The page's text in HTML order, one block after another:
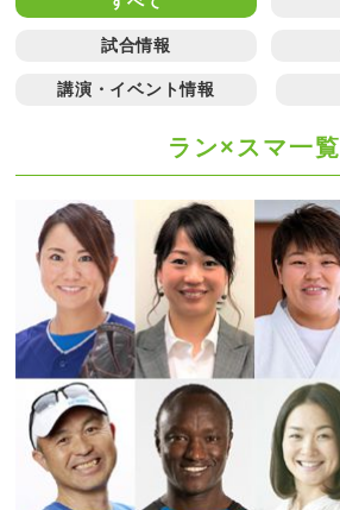
試合情報
講演・イベント情報
ラン×スマ一覧